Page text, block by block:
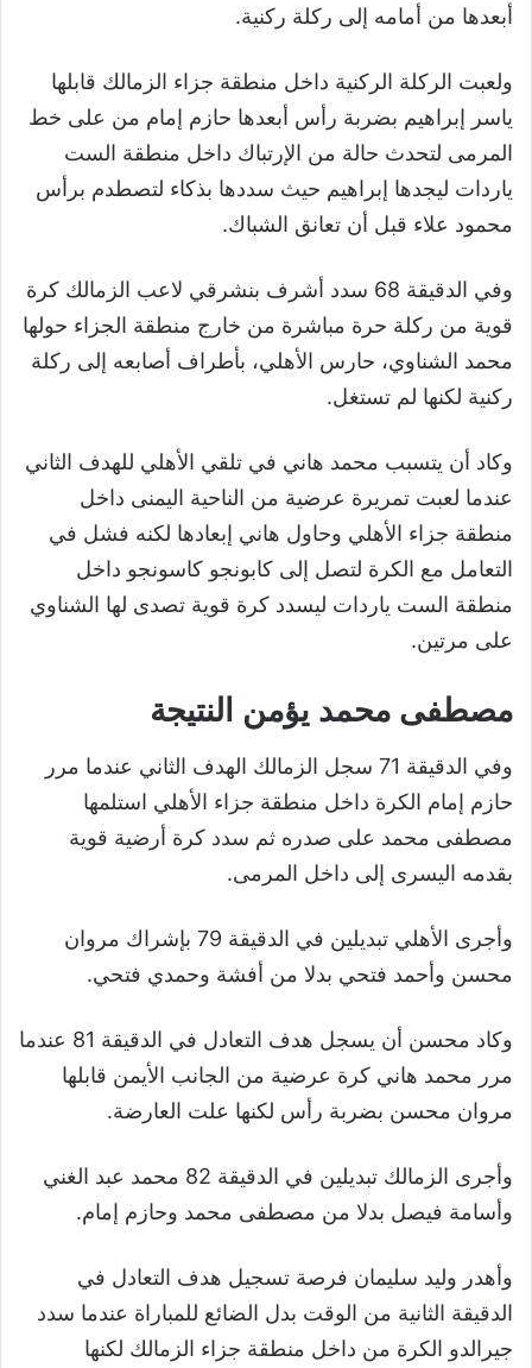
أبعدها من أمامه إلى ركلة ركنية.
ولعبت الركلة الركنية داخل منطقة جزاء الزمالك قابلها
ياسر إبراهيم بضربة رأس أبعدها حازم إمام من على خط
المرمى لتحدث حالة من الإرتباك داخل منطقة الست
ياردات ليجدها إبراهيم حيث سددها بذكاء لتصطدم برأس
محمود علاء قبل أن تعانق الشباك.
وفي الدقيقة 68 سدد أشرف بنشرقي لاعب الزمالك كرة
قوية من ركلة حرة مباشرة من خارج منطقة الجزاء حولها
محمد الشناوي، حارس الأهلي، بأطراف أصابعه إلى ركلة
ركنية لكنها لم تستغل.
وكاد أن يتسبب محمد هاني في تلقي الأهلي للهدف الثاني
عندما لعبت تمريرة عرضية من الناحية اليمنى داخل
منطقة جزاء الأهلي وحاول هاني إبعادها لكنه فشل في
التعامل مع الكرة لتصل إلى كابونجو كاسونجو داخل
منطقة الست ياردات ليسدد كرة قوية تصدى لها الشناوي
على مرتين.
مصطفى محمد يؤمن النتيجة
وفي الدقيقة 71 سجل الزمالك الهدف الثاني عندما مرر
حازم إمام الكرة داخل منطقة جزاء الأهلي استلمها
مصطفى محمد على صدره ثم سدد كرة أرضية قوية
بقدمه اليسرى إلى داخل المرمى.
وأجرى الأهلي تبديلين في الدقيقة 79 بإشراك مروان
محسن وأحمد فتحي بدلا من أفشة وحمدي فتحي.
وكاد محسن أن يسجل هدف التعادل في الدقيقة 81 عندما
مرر محمد هاني كرة عرضية من الجانب الأيمن قابلها
مروان محسن بضربة رأس لكنها علت العارضة.
وأجرى الزمالك تبديلين في الدقيقة 82 محمد عبد الغني
وأسامة فيصل بدلا من مصطفى محمد وحازم إمام.
وأهدر وليد سليمان فرصة تسجيل هدف التعادل في
الدقيقة الثانية من الوقت بدل الضائع للمباراة عندما سدد
جيرالدو الكرة من داخل منطقة جزاء الزمالك لكنها